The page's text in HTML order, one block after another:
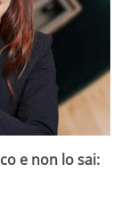
e non lo sai: